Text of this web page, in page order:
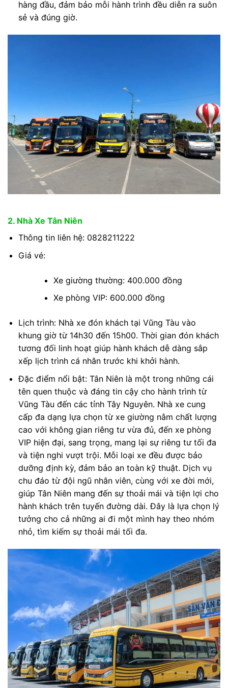
hàng đầu, đảm bảo mỗi hành trình đều diễn ra suôn
sẻ và đúng giờ.
2. Nhà Xe Tân Niên
Thông tin liên hệ: 0828211222
Giá vé:
Xe giường thường: 400.000 đồng
Xe phòng VIP: 600.000 đồng
Lịch trình: Nhà xe đón khách tại Vũng Tàu vào
khung giờ từ 14h30 đến 15h00. Thời gian đón khách
tương đối linh hoạt giúp hành khách dễ dàng sắp
xếp lịch trình cá nhân trước khi khởi hành.
Đặc điểm nổi bật: Tân Niên là một trong những cái
tên quen thuộc và đáng tin cậy cho hành trình từ
Vũng Tàu đến các tỉnh Tây Nguyên. Nhà xe cung
cấp đa dạng lựa chọn từ xe giường nằm chất lượng
cao với không gian riêng tư vừa đủ, đến xe phòng
VIP hiện đại, sang trọng, mang lại sự riêng tư tối đa
và tiện nghi vượt trội. Mỗi loại xe đều được bảo
dưỡng định kỳ, đảm bảo an toàn kỹ thuật. Dịch vụ
chu đáo từ đội ngũ nhân viên, cùng với xe đời mới,
giúp Tân Niên mang đến sự thoải mái và tiện lợi cho
hành khách trên tuyến đường dài. Đây là lựa chọn lý
tưởng cho cả những ai đi một mình hay theo nhóm
nhỏ, tìm kiếm sự thoải mái tối đa.